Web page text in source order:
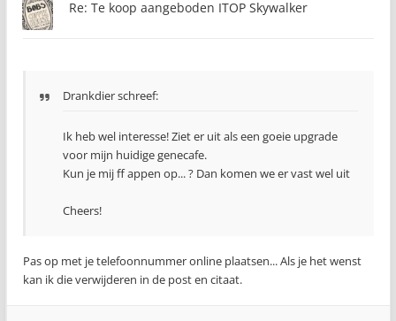
Re: Te koop aangeboden ITOP Skywalker
Drankdier schreef:
Ik heb wel interesse! Ziet er uit als een goeie upgrade
voor mijn huidige genecafe.
Kun je mij ff appen op... ? Dan komen we er vast wel uit
Cheers!
Pas op met je telefoonnummer online plaatsen... Als je het wenst
kan ik die verwijderen in de post en citaat.